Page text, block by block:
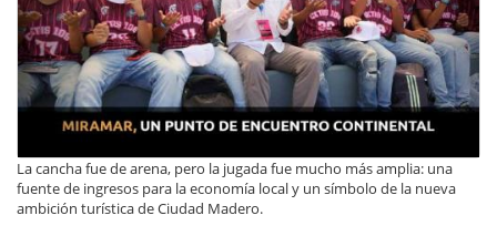
La cancha fue de arena, pero la jugada fue mucho más amplia: una
fuente de ingresos para la economía local y un símbolo de la nueva
ambición turística de Ciudad Madero.